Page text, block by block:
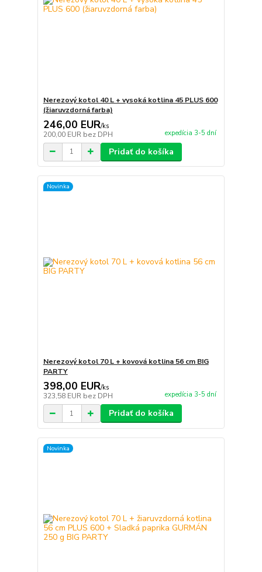
Nerezový kotol 40 L + vysoká kotlina 45 PLUS 600
(žiaruvzdorná farba)
246,00 EUR/ks
200,00 EUR bez DPH expedícia 3-5 dní
Pridať do košíka
Novinka
Nerezový kotol 70 L + kovová kotlina 56 cm BIG
PARTY
398,00 EUR/ks
323,58 EUR bez DPH expedícia 3-5 dní
Pridať do košíka
Novinka